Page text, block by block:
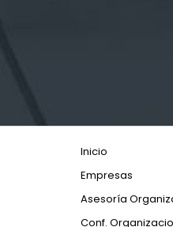
Inicio
Empresas
Asesoría
Conf.